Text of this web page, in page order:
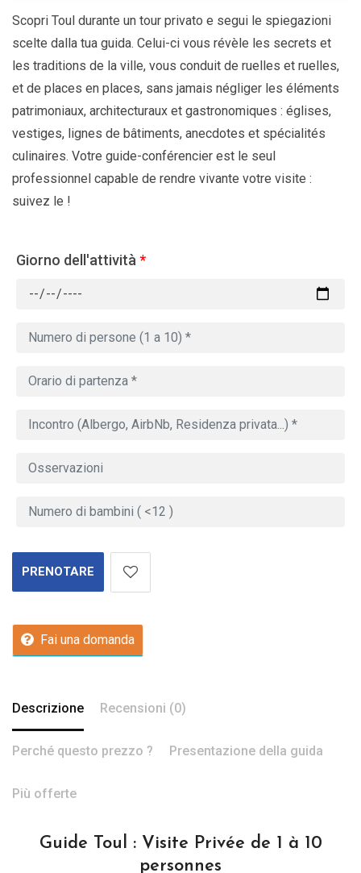
Scopri Toul durante un tour privato e segui le spiegazioni
scelte dalla tua guida. Celui-ci vous révèle les secrets et
les traditions de la ville, vous conduit de ruelles et ruelles,
et de places en places, sans jamais négliger les éléments
patrimoniaux, architecturaux et gastronomiques : églises,
vestiges, lignes de bâtiments, anecdotes et spécialités
culinaires. Votre guide-conférencier est le seul
professionnel capable de rendre vivante votre visite :
suivez le !
Giorno dell'attività *
PRENOTARE
Fai una domanda
Descrizione Recensioni (0)
Perché questo prezzo ? Presentazione della guida
Più offerte
Guide Toul : Visite Privée de 1 à 10
personnes